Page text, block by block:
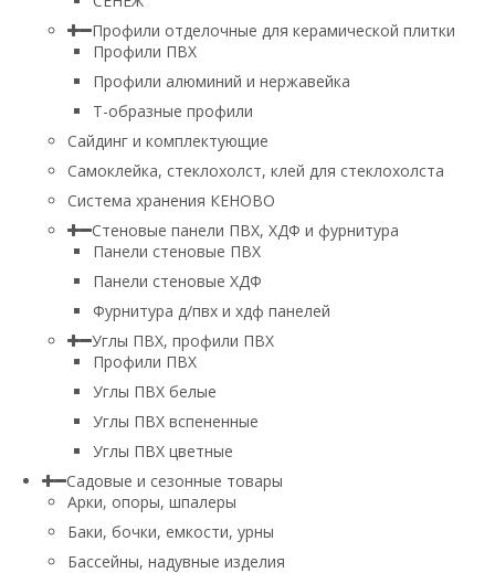
Профили отделочные для керамической плитки
Профили ПВХ
Профили алюминий и нержавейка
Т-образные профили
Сайдинг и комплектующие
Самоклейка, стеклохолст, клей для стеклохолста
Система хранения КЕНОВО
Стеновые панели ПВХ, ХДФ и фурнитура
Панели стеновые ПВХ
Панели стеновые ХДФ
Фурнитура д/пвх и хдф панелей
Углы ПВХ, профили ПВХ
Профили ПВХ
Углы ПВХ белые
Углы ПВХ вспененные
Углы ПВХ цветные
Садовые и сезонные товары
Арки, опоры, шпалеры
Баки, бочки, емкости, урны
Бассейны, надувные изделия